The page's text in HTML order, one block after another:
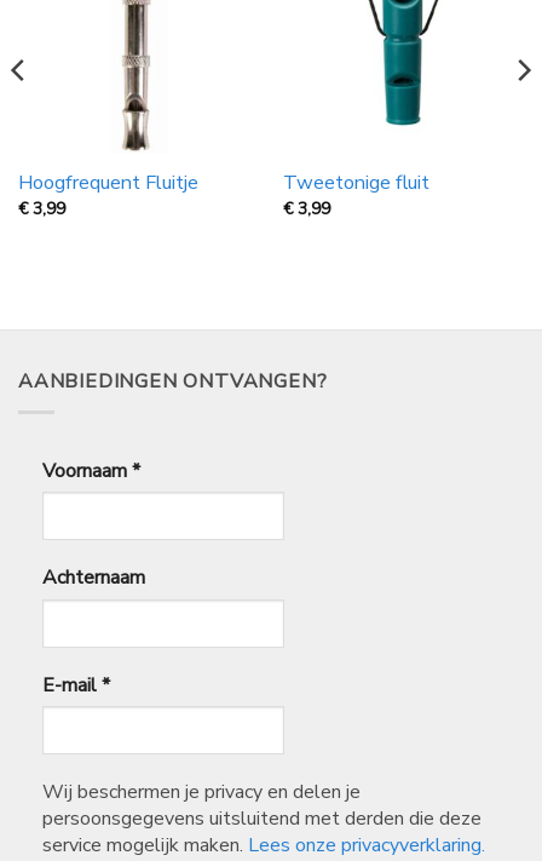
Hoogfrequent Fluitje
€3,99
Tweetonige fluit
€3,99
AANBIEDINGEN ONTVANGEN?
Voornaam*
Achternaam
E-mail*
Wij beschermen je privacy en delen je
persoonsgegevens uitsluitend met derden die deze
service mogelijk maken. Lees onze privacyverklaring.